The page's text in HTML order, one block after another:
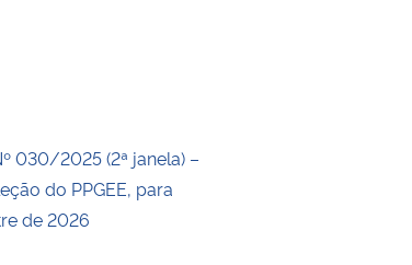
030/2025 (2ª janela) –
do PPGEE, para
de 2026